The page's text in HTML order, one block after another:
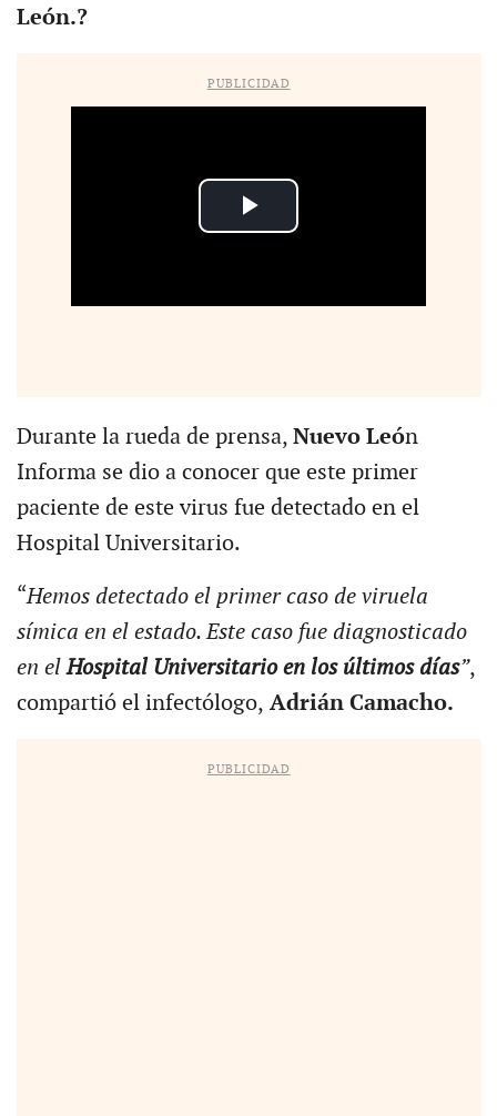
León.?
PUBLICIDAD
Durante la rueda de prensa, Nuevo León
Informa se dio a conocer que este primer
paciente de este virus fue detectado en el
Hospital Universitario.
“Hemos detectado el primer caso de viruela
símica en el estado. Este caso fue diagnosticado
en elHospital Universitario en los últimos días”,
compartió el infectólogo, Adrián Camacho.
PUBLICIDAD